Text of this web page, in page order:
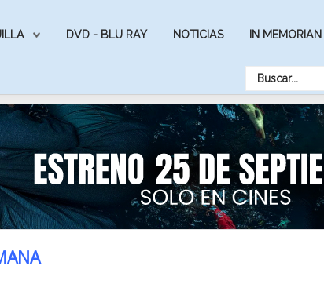
DVD - BLU RAY NOTICIAS IN MEMORIAN